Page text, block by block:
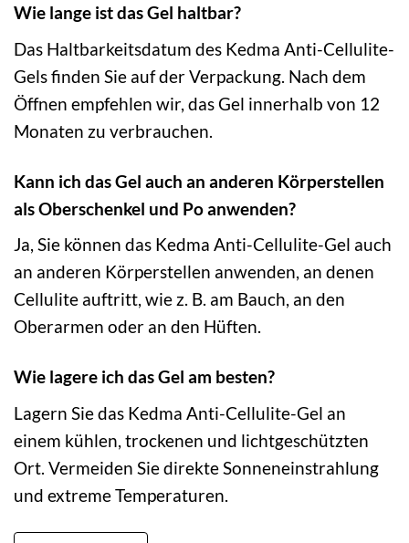
Wie lange ist das Gel haltbar?
Das Haltbarkeitsdatum des Kedma Anti-Cellulite-
Gels finden Sie auf der Verpackung. Nach dem
Öffnen empfehlen wir, das Gel innerhalb von 12
Monaten zu verbrauchen.
Kann ich das Gel auch an anderen Körperstellen
als Oberschenkel und Po anwenden?
Ja, Sie können das Kedma Anti-Cellulite-Gel auch
an anderen Körperstellen anwenden, an denen
Cellulite auftritt, wie z. B. am Bauch, an den
Oberarmen oder an den Hüften.
Wie lagere ich das Gel am besten?
Lagern Sie das Kedma Anti-Cellulite-Gel an
einem kühlen, trockenen und lichtgeschützten
Ort. Vermeiden Sie direkte Sonneneinstrahlung
und extreme Temperaturen.